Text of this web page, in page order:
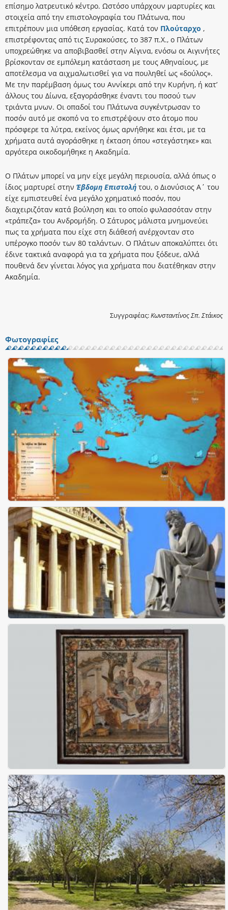
επίσημο λατρευτικό κέντρο. Ωστόσο υπάρχουν μαρτυρίες και
στοιχεία από την επιστολογραφία του Πλάτωνα, που
επιτρέπουν μια υπόθεση εργασίας. Κατά τον Πλούταρχο ,
επιστρέφοντας από τις Συρακούσες, το 387 π.Χ., ο Πλάτων
υποχρεώθηκε να αποβιβασθεί στην Αίγινα, ενόσω οι Αιγινήτες
βρίσκονταν σε εμπόλεμη κατάσταση με τους Αθηναίους, με
αποτέλεσμα να αιχμαλωτισθεί για να πουληθεί ως «δούλος».
Με την παρέμβαση όμως του Αννίκερι από την Κυρήνη, ή κατ’
άλλους του Δίωνα, εξαγοράσθηκε έναντι του ποσού των
τριάντα μνων. Οι οπαδοί του Πλάτωνα συγκέντρωσαν το
ποσόν αυτό με σκοπό να το επιστρέψουν στο άτομο που
πρόσφερε τα λύτρα, εκείνος όμως αρνήθηκε και έτσι, με τα
χρήματα αυτά αγοράσθηκε η έκταση όπου «στεγάστηκε» και
αργότερα οικοδομήθηκε η Ακαδημία.
Ο Πλάτων μπορεί να μην είχε μεγάλη περιουσία, αλλά όπως ο
ίδιος μαρτυρεί στην Έβδομη Επιστολή του, ο Διονύσιος Α΄ του
είχε εμπιστευθεί ένα μεγάλο χρηματικό ποσόν, που
διαχειριζόταν κατά βούληση και το οποίο φυλασσόταν στην
«τράπεζα» του Ανδρομήδη. Ο Σάτυρος μάλιστα μνημονεύει
πως τα χρήματα που είχε στη διάθεσή ανέρχονταν στο
υπέρογκο ποσόν των 80 ταλάντων. Ο Πλάτων αποκαλύπτει ότι
έδινε τακτικά αναφορά για τα χρήματα που ξόδευε, αλλά
πουθενά δεν γίνεται λόγος για χρήματα που διατέθηκαν στην
Ακαδημία.
Συγγραφέας:Κωνσταντίνος Σπ. Στάικος
Φωτογραφίες